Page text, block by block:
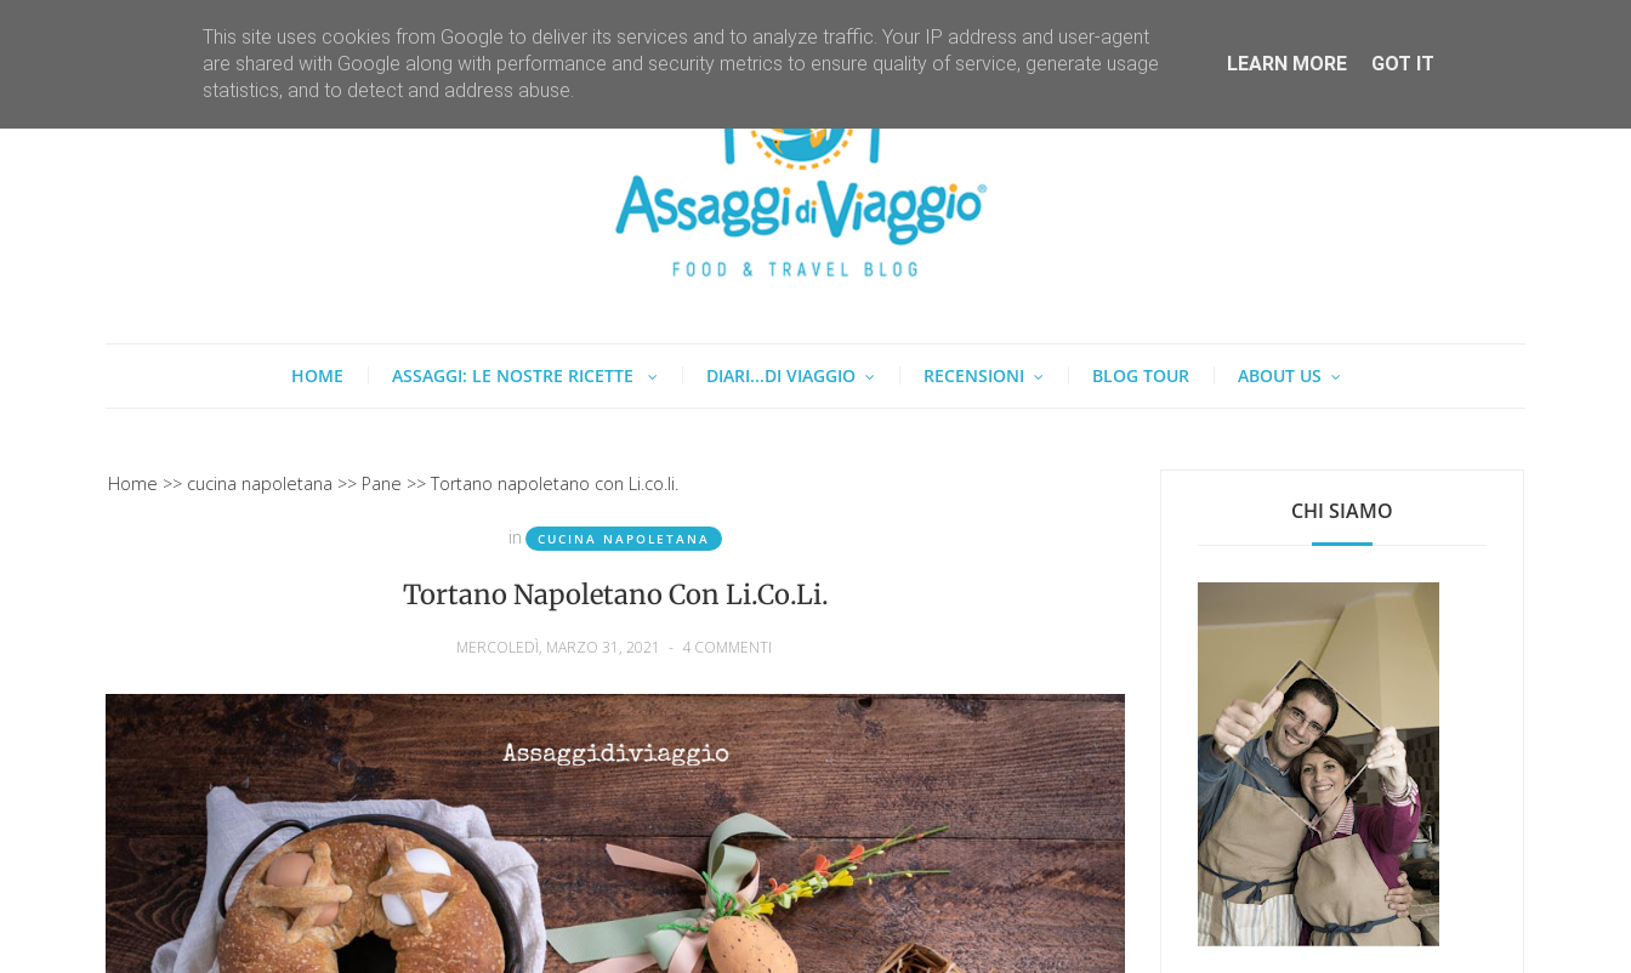
HOME ASSAGGI: LE NOSTRE RICETTE DIARI...DI VIAGGIO RECENSIONI BLOG TOUR ABOUT US
Home cucina napoletana Pane Tortano napoletano con Li.co.li.
in CUCINA NAPOLETANA
Tortano Napoletano Con Li.co.li.
MERCOLEDÌ, MARZO 31, 2021 - 4 COMMENTI
CHI SIAMO
This site uses cookies from Google to deliver its services and to analyze traffic. Your IP address and user-agent
are shared with Google along with performance and security metrics to ensure quality of service, generate usage
statistics, and to detect and address abuse.
LEARN MORE GOT IT